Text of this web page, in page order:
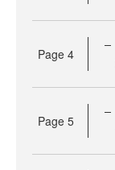
Page 4
Page 5